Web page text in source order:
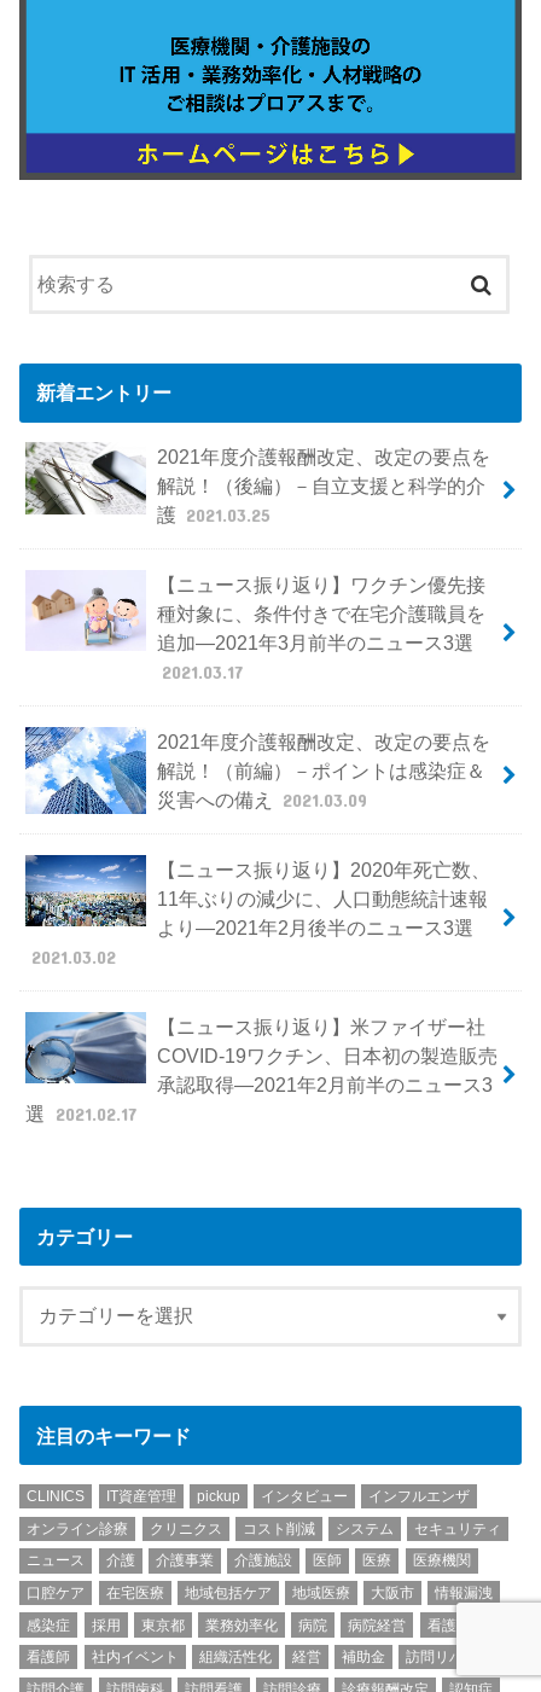
新着エントリー
2021年度介護報酬改定、改定の要点を
解説！（後編）－自立支援と科学的介
護 2021.03.25
【ニュース振り返り】ワクチン優先接
種対象に、条件付きで在宅介護職員を
追加―2021年3月前半のニュース3選
2021.03.17
2021年度介護報酬改定、改定の要点を
解説！（前編）－ポイントは感染症＆
災害への備え
2021.03.09
【ニュース振り返り】2020年死亡数、
11年ぶりの減少に、人口動態統計速報
より―2021年2月後半のニュース3選
2021.03.02
【ニュース振り返り】米ファイザー社
COVID-19ワクチン、日本初の製造販売
承認取得―2021年2月前半のニュース3
選
2021.02.17
カテゴリー
注目のキーワード
CLINICS IT資産管理 pickup インタビュー
インフルエンザ
オンライン診療
クリニクス コスト削減 システム
セキュリティ
ニュース
介護 介護事業 介護施設 医師 医療
医療機関
口腔ケア
在宅医療 地域包括ケア 地域医療 大阪市
情報漏洩
感染症
採用 東京都 業務効率化 病院 病院経営
看護
看護師
社内イベント 組織活性化 経営 補助金
訪問リハビリ